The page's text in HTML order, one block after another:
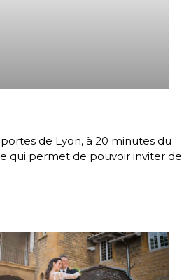
de Lyon, à 20 minutes du
qui permet de pouvoir inviter de